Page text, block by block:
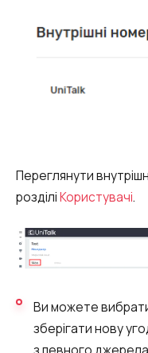
Переглянути
розділіКористувачі.
Ви можете
зберігати нову
Номер телефону
Ваше ім'я
Ваше ім'я
Ваше ім'я
Потрібна
допомога